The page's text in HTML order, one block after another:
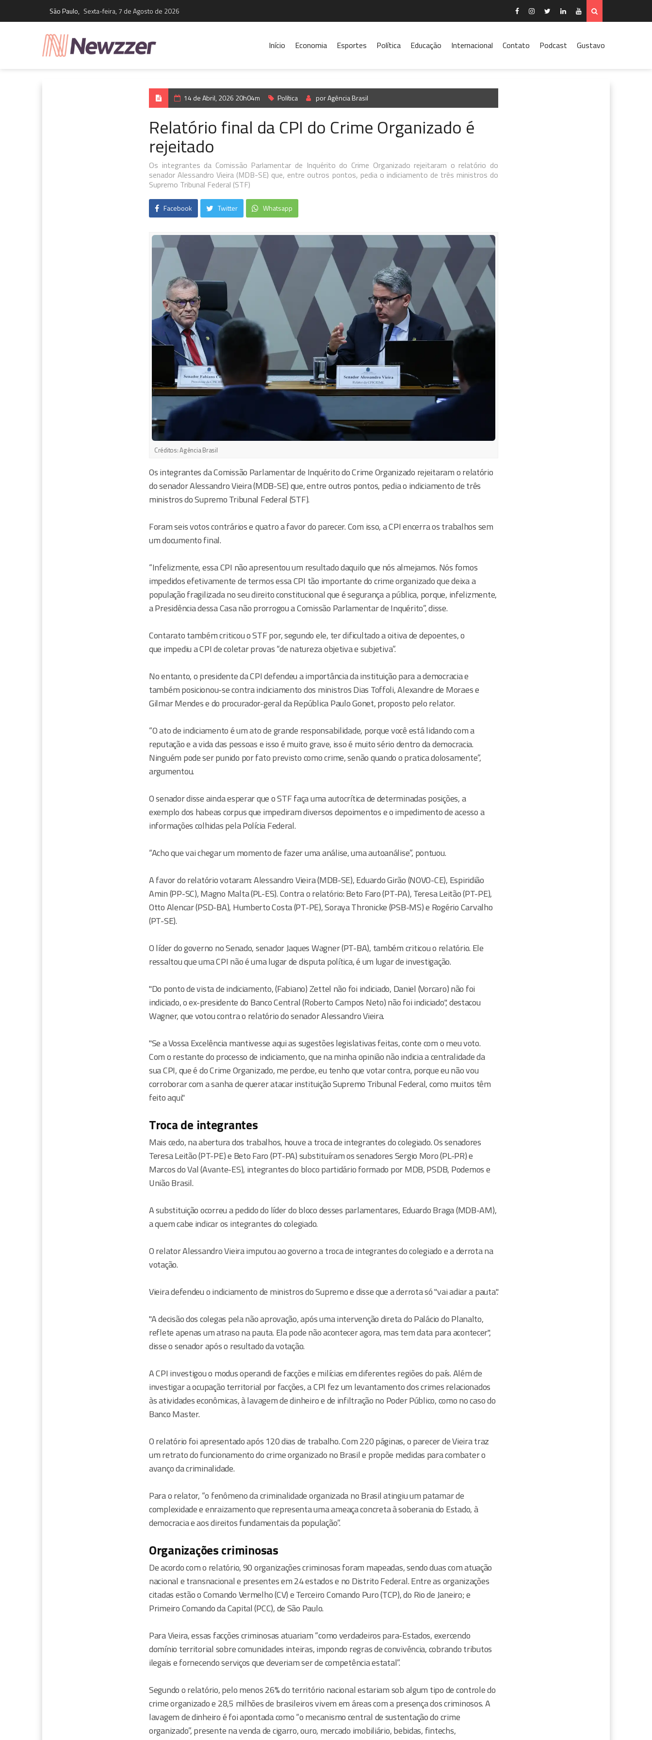
São Paulo, Sexta-feira, 7 de Agosto de 2026
Início Economia Esportes Política Educação Internacional Contato Podcast Gustavo
14 de Abril, 2026 20h04m Política por Agência Brasil
Relatório final da CPI do Crime Organizado é
rejeitado
Os integrantes da Comissão Parlamentar de Inquérito do Crime Organizado rejeitaram o relatório do
senador Alessandro Vieira (MDB-SE) que, entre outros pontos, pedia o indiciamento de três ministros do
Supremo Tribunal Federal (STF)
Facebook Twitter Whatsapp
Créditos:Agência Brasil
Os integrantes da Comissão Parlamentar de Inquérito do Crime Organizado rejeitaram o relatório
do senador Alessandro Vieira (MDB-SE) que, entre outros pontos, pedia o indiciamento de três
ministros do Supremo Tribunal Federal (STF).
Foram seis votos contrários e quatro a favor do parecer. Com isso, a CPI encerra os trabalhos sem
um documento final.
“Infelizmente, essa CPI não apresentou um resultado daquilo que nós almejamos. Nós fomos
impedidos efetivamente de termos essa CPI tão importante do crime organizado que deixa a
população fragilizada no seu direito constitucional que é segurança a pública, porque, infelizmente,
a Presidência dessa Casa não prorrogou a Comissão Parlamentar de Inquérito”, disse.
Contarato também criticou o STF por, segundo ele, ter dificultado a oitiva de depoentes, o
que impediu a CPI de coletar provas “de natureza objetiva e subjetiva”.
No entanto, o presidente da CPI defendeu a importância da instituição para a democracia e
também posicionou-se contra indiciamento dos ministros Dias Toffoli, Alexandre de Moraes e
Gilmar Mendes e do procurador-geral da República Paulo Gonet, proposto pelo relator.
“O ato de indiciamento é um ato de grande responsabilidade, porque você está lidando com a
reputação e a vida das pessoas e isso é muito grave, isso é muito sério dentro da democracia.
Ninguém pode ser punido por fato previsto como crime, senão quando o pratica dolosamente”,
argumentou.
O senador disse ainda esperar que o STF faça uma autocrítica de determinadas posições, a
exemplo dos habeas corpus que impediram diversos depoimentos e o impedimento de acesso a
informações colhidas pela Polícia Federal.
“Acho que vai chegar um momento de fazer uma análise, uma autoanálise”, pontuou.
A favor do relatório votaram: Alessandro Vieira (MDB-SE), Eduardo Girão (NOVO-CE), Espiridião
Amin (PP-SC), Magno Malta (PL-ES). Contra o relatório: Beto Faro (PT-PA), Teresa Leitão (PT-PE),
Otto Alencar (PSD-BA), Humberto Costa (PT-PE), Soraya Thronicke (PSB-MS) e Rogério Carvalho
(PT-SE).
O líder do governo no Senado, senador Jaques Wagner (PT-BA), também criticou o relatório. Ele
ressaltou que uma CPI não é uma lugar de disputa política, é um lugar de investigação.
"Do ponto de vista de indiciamento, (Fabiano) Zettel não foi indiciado, Daniel (Vorcaro) não foi
indiciado, o ex-presidente do Banco Central (Roberto Campos Neto) não foi indiciado", destacou
Wagner, que votou contra o relatório do senador Alessandro Vieira.
"Se a Vossa Excelência mantivesse aqui as sugestões legislativas feitas, conte com o meu voto.
Com o restante do processo de indiciamento, que na minha opinião não indicia a centralidade da
sua CPI, que é do Crime Organizado, me perdoe, eu tenho que votar contra, porque eu não vou
corroborar com a sanha de querer atacar instituição Supremo Tribunal Federal, como muitos têm
feito aqui."
Troca de integrantes
Mais cedo, na abertura dos trabalhos, houve a troca de integrantes do colegiado. Os senadores
Teresa Leitão (PT-PE) e Beto Faro (PT-PA) substituíram os senadores Sergio Moro (PL-PR) e
Marcos do Val (Avante-ES), integrantes do bloco partidário formado por MDB, PSDB, Podemos e
União Brasil.
A substituição ocorreu a pedido do líder do bloco desses parlamentares, Eduardo Braga (MDB-AM),
a quem cabe indicar os integrantes do colegiado.
O relator Alessandro Vieira imputou ao governo a troca de integrantes do colegiado e a derrota na
votação.
Vieira defendeu o indiciamento de ministros do Supremo e disse que a derrota só "vai adiar a pauta".
"A decisão dos colegas pela não aprovação, após uma intervenção direta do Palácio do Planalto,
reflete apenas um atraso na pauta. Ela pode não acontecer agora, mas tem data para acontecer",
disse o senador após o resultado da votação.
A CPI investigou o modus operandi de facções e milícias em diferentes regiões do país. Além de
investigar a ocupação territorial por facções, a CPI fez um levantamento dos crimes relacionados
às atividades econômicas, à lavagem de dinheiro e de infiltração no Poder Público, como no caso do
Banco Master.
O relatório foi apresentado após 120 dias de trabalho. Com 220 páginas, o parecer de Vieira traz
um retrato do funcionamento do crime organizado no Brasil e propõe medidas para combater o
avanço da criminalidade.
Para o relator, “o fenômeno da criminalidade organizada no Brasil atingiu um patamar de
complexidade e enraizamento que representa uma ameaça concreta à soberania do Estado, à
democracia e aos direitos fundamentais da população”.
Organizações criminosas
De acordo com o relatório, 90 organizações criminosas foram mapeadas, sendo duas com atuação
nacional e transnacional e presentes em 24 estados e no Distrito Federal. Entre as organizações
citadas estão o Comando Vermelho (CV) e Terceiro Comando Puro (TCP), do Rio de Janeiro; e
Primeiro Comando da Capital (PCC), de São Paulo.
Para Vieira, essas facções criminosas atuariam “como verdadeiros para-Estados, exercendo
domínio territorial sobre comunidades inteiras, impondo regras de convivência, cobrando tributos
ilegais e fornecendo serviços que deveriam ser de competência estatal”.
Segundo o relatório, pelo menos 26% do território nacional estariam sob algum tipo de controle do
crime organizado e 28,5 milhões de brasileiros vivem em áreas com a presença dos criminosos. A
lavagem de dinheiro é foi apontada como “o mecanismo central de sustentação do crime
organizado”, presente na venda de cigarro, ouro, mercado imobiliário, bebidas, fintechs,